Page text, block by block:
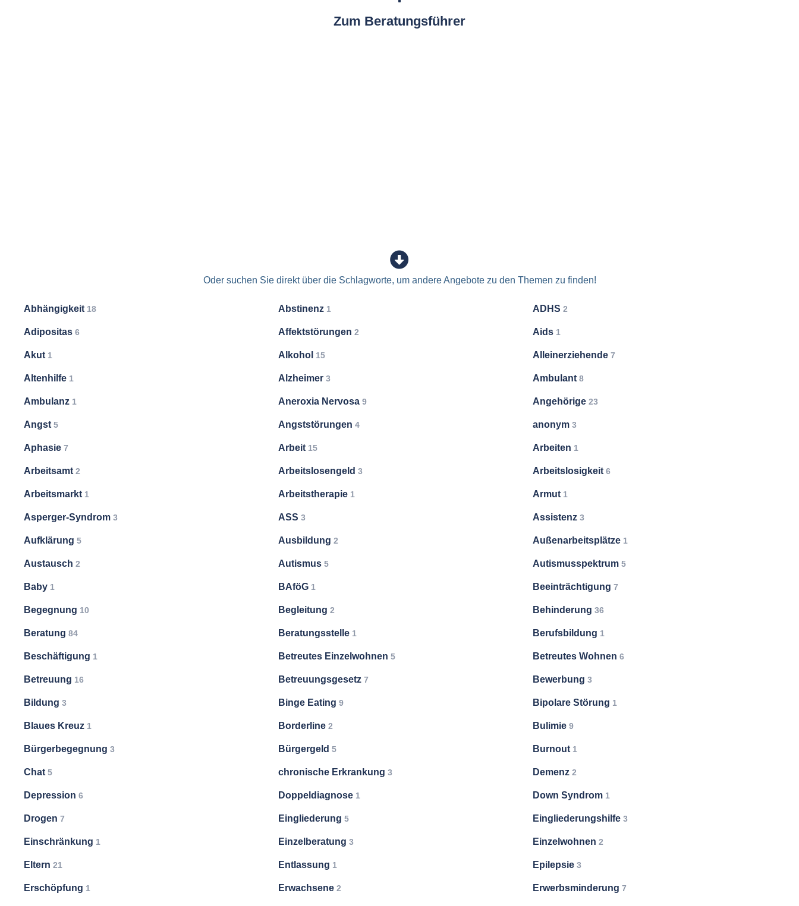
Zum Beratungsführer
Oder suchen Sie direkt über die Schlagworte, um andere Angebote zu den Themen zu finden!
Abhängigkeit 18 Abstinenz 1 ADHS 2
Adipositas 6 Affektstörungen 2 Aids 1
Akut 1 Alkohol 15 Alleinerziehende 7
Altenhilfe 1 Alzheimer 3 Ambulant 8
Ambulanz 1 Aneroxia Nervosa 9 Angehörige 23
Angst 5 Angststörungen 4 anonym 3
Aphasie 7 Arbeit 15 Arbeiten 1
Arbeitsamt 2 Arbeitslosengeld 3 Arbeitslosigkeit 6
Arbeitsmarkt 1 Arbeitstherapie 1 Armut 1
Asperger-Syndrom 3 ASS 3 Assistenz 3
Aufklärung 5 Ausbildung 2 Außenarbeitsplätze 1
Austausch 2 Autismus 5 Autismusspektrum 5
Baby 1 BAföG 1 Beeinträchtigung 7
Begegnung 10 Begleitung 2 Behinderung 36
Beratung 84 Beratungsstelle 1 Berufsbildung 1
Beschäftigung 1 Betreutes Einzelwohnen 5 Betreutes Wohnen 6
Betreuung 16 Betreuungsgesetz 7 Bewerbung 3
Bildung 3 Binge Eating 9 Bipolare Störung 1
Blaues Kreuz 1 Borderline 2 Bulimie 9
Bürgerbegegnung 3 Bürgergeld 5 Burnout 1
Chat 5 chronische Erkrankung 3 Demenz 2
Depression 6 Doppeldiagnose 1 Down Syndrom 1
Drogen 7 Eingliederung 5 Eingliederungshilfe 3
Einschränkung 1 Einzelberatung 3 Einzelwohnen 2
Eltern 21 Entlassung 1 Epilepsie 3
Erschöpfung 1 Erwachsene 2 Erwerbsminderung 7